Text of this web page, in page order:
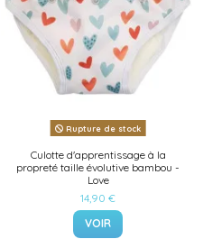
Rupture de stock
Culotte d'apprentissage à la
propreté taille évolutive bambou -
Love
14,90 €
VOIR